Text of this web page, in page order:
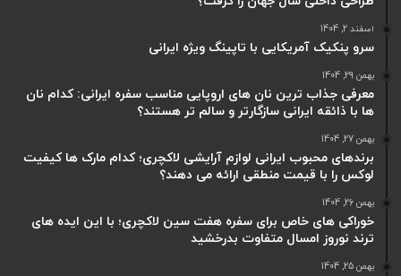
اسفند 2, 1404
سرو پنکیک آمریکایی با تاپینگ ویژه ایرانی
بهمن 29, 1404
معرفی جذاب ترین نان های اروپایی مناسب سفره ایرانی: کدام نان
ها با ذائقه ایرانی سازگارتر و سالم تر هستند؟
بهمن 27, 1404
برندهای محبوب ایرانی لوازم آرایشی لاکچری؛ کدام مارک ها کیفیت
لوکس را با قیمت منطقی ارائه می دهند؟
بهمن 26, 1404
خوراکی های خاص برای سفره هفت سین لاکچری؛ با این ایده های
ترند نوروز امسال متفاوت بدرخشید
بهمن 25, 1404